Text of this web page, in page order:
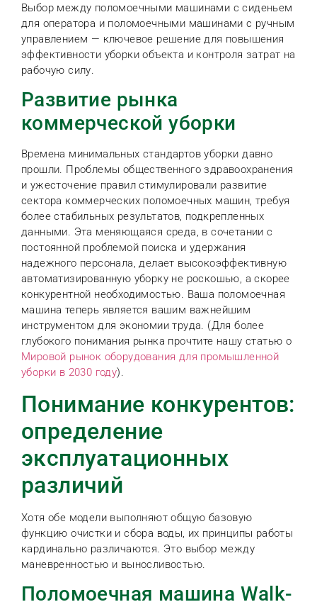
Выбор между поломоечными машинами с сиденьем
для оператора и поломоечными машинами с ручным
управлением — ключевое решение для повышения
эффективности уборки объекта и контроля затрат на
рабочую силу.
Развитие рынка
коммерческой уборки
Времена минимальных стандартов уборки давно
прошли. Проблемы общественного здравоохранения
и ужесточение правил стимулировали развитие
сектора коммерческих поломоечных машин, требуя
более стабильных результатов, подкрепленных
данными. Эта меняющаяся среда, в сочетании с
постоянной проблемой поиска и удержания
надежного персонала, делает высокоэффективную
автоматизированную уборку не роскошью, а скорее
конкурентной необходимостью. Ваша поломоечная
машина теперь является вашим важнейшим
инструментом для экономии труда. (Для более
глубокого понимания рынка прочтите нашу статью о
Мировой рынок оборудования для промышленной
уборки в 2030 году).
Понимание конкурентов:
определение
эксплуатационных
различий
Хотя обе модели выполняют общую базовую
функцию очистки и сбора воды, их принципы работы
кардинально различаются. Это выбор между
маневренностью и выносливостью.
Поломоечная машина Walk-